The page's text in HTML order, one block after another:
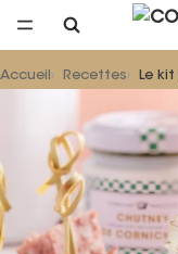
Accueil Recettes Le